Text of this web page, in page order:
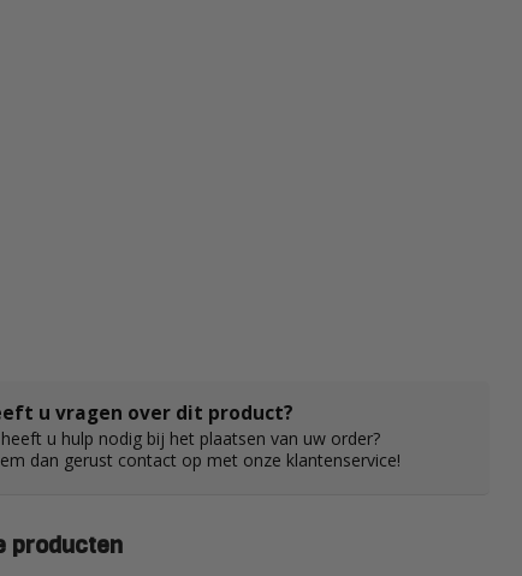
u vragen over dit product?
u hulp nodig bij het plaatsen van uw order?
dan gerust contact op met onze klantenservice!
producten